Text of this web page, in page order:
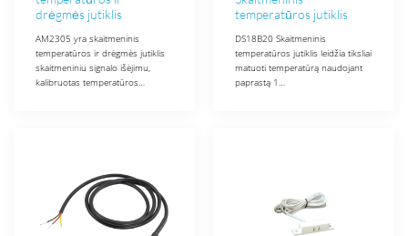
drėgmės jutiklis
AM2305 yra skaitmeninis
temperatūros ir drėgmės jutiklis
skaitmeniniu signalo išėjimu,
kalibruotas temperatūros…
temperatūros jutiklis
DS18B20 Skaitmeninis
temperatūros jutiklis leidžia tiksliai
matuoti temperatūrą naudojant
paprastą 1…